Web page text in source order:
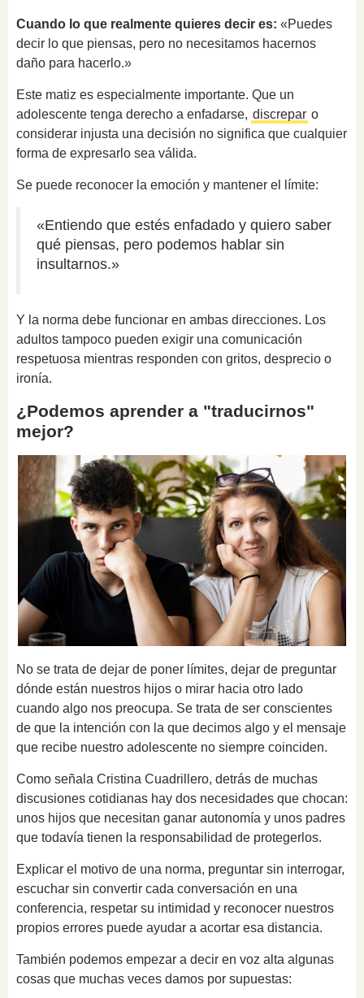
Cuando lo que realmente quieres decir es: «Puedes
decir lo que piensas, pero no necesitamos hacernos
daño para hacerlo.»
Este matiz es especialmente importante. Que un
adolescente tenga derecho a enfadarse, discrepar o
considerar injusta una decisión no significa que cualquier
forma de expresarlo sea válida.
Se puede reconocer la emoción y mantener el límite:
«Entiendo que estés enfadado y quiero saber
qué piensas, pero podemos hablar sin
insultarnos.»
Y la norma debe funcionar en ambas direcciones. Los
adultos tampoco pueden exigir una comunicación
respetuosa mientras responden con gritos, desprecio o
ironía.
¿Podemos aprender a "traducirnos"
mejor?
No se trata de dejar de poner límites, dejar de preguntar
dónde están nuestros hijos o mirar hacia otro lado
cuando algo nos preocupa. Se trata de ser conscientes
de que la intención con la que decimos algo y el mensaje
que recibe nuestro adolescente no siempre coinciden.
Como señala Cristina Cuadrillero, detrás de muchas
discusiones cotidianas hay dos necesidades que chocan:
unos hijos que necesitan ganar autonomía y unos padres
que todavía tienen la responsabilidad de protegerlos.
Explicar el motivo de una norma, preguntar sin interrogar,
escuchar sin convertir cada conversación en una
conferencia, respetar su intimidad y reconocer nuestros
propios errores puede ayudar a acortar esa distancia.
También podemos empezar a decir en voz alta algunas
cosas que muchas veces damos por supuestas: